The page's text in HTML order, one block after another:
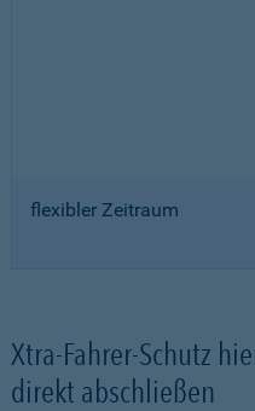
flexibler Zeitraum
Xtra-Fahrer-Schutz
direkt abschließen